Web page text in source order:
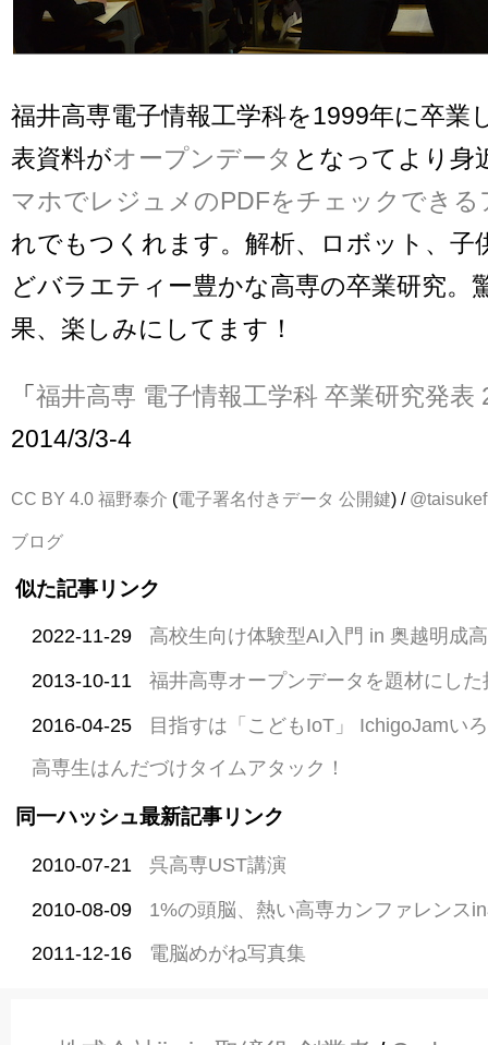
福井高専電子情報工学科を1999年に卒業
表資料がオープンデータ となってより身
マホでレジュメのPDFをチェックできる
れでもつくれます。解析、ロボット、子
どバラエティー豊かな高専の卒業研究。
果、楽しみにしてます！
「福井高専 電子情報工学科 卒業研究発表
2014/3/3-4
CC BY 4.0 福野泰介 (電子署名付きデータ 公開鍵) / @taisukef
ブログ
似た記事リンク
2022-11-29 高校生向け体験型AI入門 in 奥越明成
2013-10-11 福井高専オープンデータを題材にし
2016-04-25
目指すは「こどもIoT」 IchigoJamい
高専生はんだづけタイムアタック！
同一ハッシュ最新記事リンク
2010-07-21 呉高専UST講演
2010-08-09 1%の頭脳、熱い高専カンファレンス
2011-12-16 電脳めがね写真集